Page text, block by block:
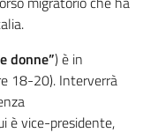
donne”) è in
18-20). Interverrà
è vice-presidente,